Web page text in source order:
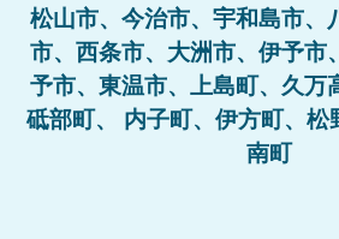
松山市、今治市、宇和島市、
市、西条市、大洲市、伊予市
予市、東温市、上島町、久万
砥部町、 内子町、伊方町、
南町